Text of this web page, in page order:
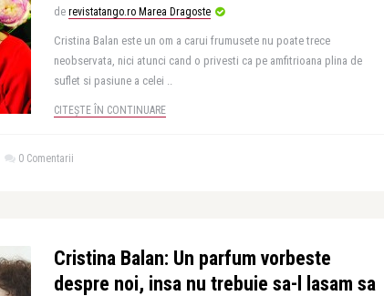
de revistatango.ro Marea Dragoste
Cristina Balan este un om a carui frumusete nu poate trece
neobservata, nici atunci cand o privesti ca pe amfitrioana plina de
suflet si pasiune a celei ..
CITEȘTE ÎN CONTINUARE
0 Comentarii
Cristina Balan: Un parfum vorbeste
despre noi, insa nu trebuie sa-l lasam sa